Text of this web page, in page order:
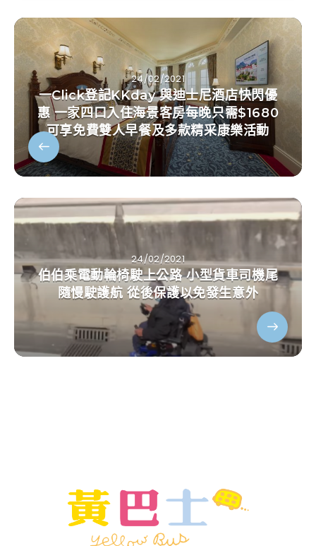
24/02/2021
一Click登記KKday 與迪士尼酒店快閃優
惠 一家四口入住海景客房每晚只需$1680
可享免費雙人早餐及多款精采康樂活動
24/02/2021
伯伯乘電動輪椅駛上公路 小型貨車司機尾
隨慢駛護航 從後保護以免發生意外